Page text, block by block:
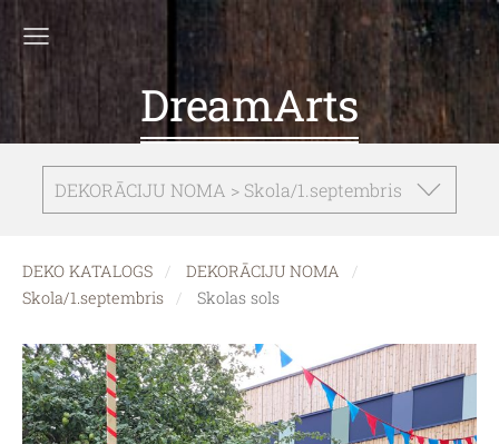
DreamArts
DEKORĀCIJU NOMA > Skola/1.septembris
DEKO KATALOGS
DEKORĀCIJU NOMA
Skola/1.septembris
Skolas sols